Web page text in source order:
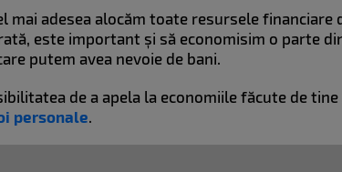
adesea alocăm toate resursele financiare
este important și să economisim o parte
putem avea nevoie de bani.
de a apela la economiile făcute de
personale.